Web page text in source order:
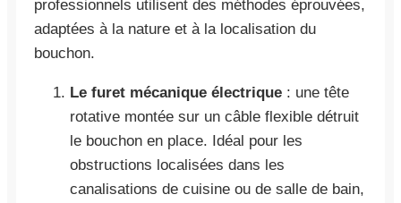
professionnels utilisent des méthodes éprouvées,
adaptées à la nature et à la localisation du
bouchon.
Le furet mécanique électrique : une tête
rotative montée sur un câble flexible détruit
le bouchon en place. Idéal pour les
obstructions localisées dans les
canalisations de cuisine ou de salle de bain,